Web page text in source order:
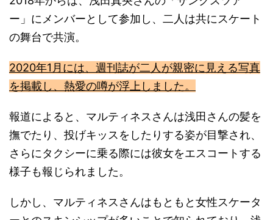
ー」にメンバーとして参加し、二人は共にスケート
の舞台で共演。
2020年1月には、週刊誌が二人が親密に見える写真
を掲載し、熱愛の噂が浮上しました。
報道によると、マルティネスさんは浅田さんの髪を
撫でたり、投げキッスをしたりする姿が目撃され、
さらにタクシーに乗る際には彼女をエスコートする
様子も報じられました。
しかし、マルティネスさんはもともと女性スケータ